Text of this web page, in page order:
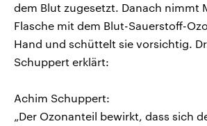
dem Blut zugesetzt. Danach nimmt
Flasche mit dem Blut-Sauerstoff-
Hand und schüttelt sie vorsichtig.
Schuppert erklärt:
Achim Schuppert:
„Der Ozonanteil bewirkt, dass sich